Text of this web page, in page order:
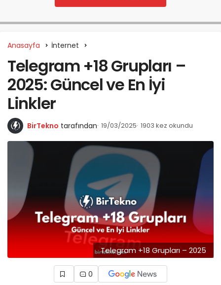
Anasayfa İnternet
Telegram +18 Grupları –
2025: Güncel ve En İyi
Linkler
BirTekno tarafından 19/03/2025 1903 kez okundu
Telegram +18 Grupları – 2025
0